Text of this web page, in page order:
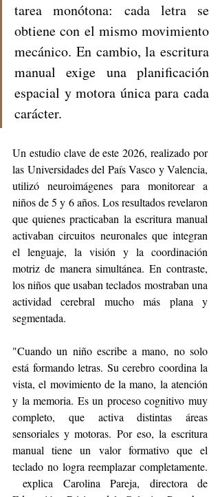
tarea monótona: cada letra se
obtiene con el mismo movimiento
mecánico. En cambio, la escritura
manual exige una planificación
espacial y motora única para cada
carácter.
Un estudio clave de este 2026, realizado por
las Universidades del País Vasco y Valencia,
utilizó neuroimágenes para monitorear a
niños de 5 y 6 años. Los resultados revelaron
que quienes practicaban la escritura manual
activaban circuitos neuronales que integran
el lenguaje, la visión y la coordinación
motriz de manera simultánea. En contraste,
los niños que usaban teclados mostraban una
actividad cerebral mucho más plana y
segmentada.
"Cuando un niño escribe a mano, no solo
está formando letras. Su cerebro coordina la
vista, el movimiento de la mano, la atención
y la memoria. Es un proceso cognitivo muy
completo, que activa distintas áreas
sensoriales y motoras. Por eso, la escritura
manual tiene un valor formativo que el
teclado no logra reemplazar completamente.
explica Carolina Pareja, directora de